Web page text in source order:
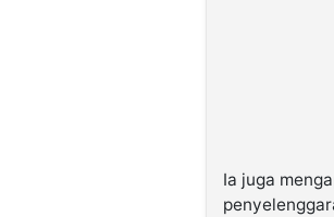
Ia juga